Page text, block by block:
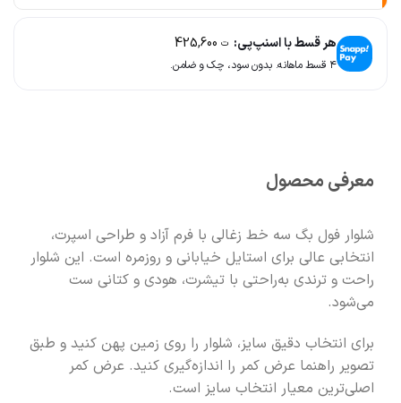
🧡 بعد از خرید هم کنارتیم
هر قسط با اسنپ‌پی: ت425,600
۴ قسط ماهانه. بدون سود، چک و ضامن.
معرفی محصول
شلوار فول بگ سه خط زغالی با فرم آزاد و طراحی اسپرت،
انتخابی عالی برای استایل خیابانی و روزمره است. این شلوار
راحت و ترندی به‌راحتی با تیشرت، هودی و کتانی ست
می‌شود.
برای انتخاب دقیق سایز، شلوار را روی زمین پهن کنید و طبق
تصویر راهنما عرض کمر را اندازه‌گیری کنید. عرض کمر
اصلی‌ترین معیار انتخاب سایز است.